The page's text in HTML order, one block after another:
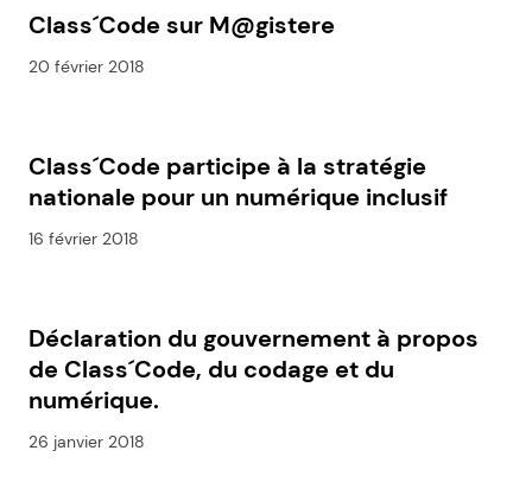
Class´Code sur M@gistere
20 février 2018
Class´Code participe à la stratégie
nationale pour un numérique inclusif
16 février 2018
Déclaration du gouvernement à propos
de Class´Code, du codage et du
numérique.
26 janvier 2018